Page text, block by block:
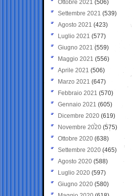
Ottobre 2021 (506)
Settembre 2021 (539)
Agosto 2021 (423)
Luglio 2021 (577)
Giugno 2021(559)
Maggio 2021 (556)
Aprile 2021 (506)
Marzo 2021 (647)
Febbraio 2021 (570)
Gennaio 2021 (605)
Dicembre 2020 (619)
Novembre 2020 (575)
Ottobre 2020 (638)
Settembre 2020(465)
Agosto 2020 (588)
Luglio 2020 (597)
Giugno 2020 (580)